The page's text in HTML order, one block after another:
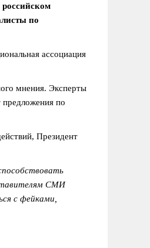
по
ассоциация
мнения. Эксперты
по
Президент
СМИ
с фейками,